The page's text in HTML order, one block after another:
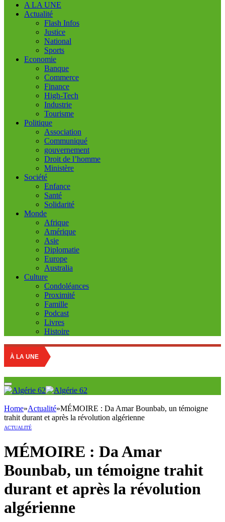
A LA UNE
Actualité
Flash Infos
Justice
National
Sports
Economie
Banque
Commerce
Finance
High-Tech
Industrie
Tourisme
Politique
Association
Communiqué
gouvernement
Droit de l’homme
Ministère
Société
Enfance
Santé
Solidarité
Monde
Afrique
Amérique
Asie
Diplomatie
Europe
Australia
Culture
Condoléances
Proximité
Famille
Podcast
Livres
Histoire
À LA UNE
Home»Actualité»MÉMOIRE : Da Amar Bounbab, un témoigne
trahit durant et après la révolution algérienne
ACTUALITÉ
MÉMOIRE : Da Amar
Bounbab, un témoigne trahit
durant et après la révolution
algérienne